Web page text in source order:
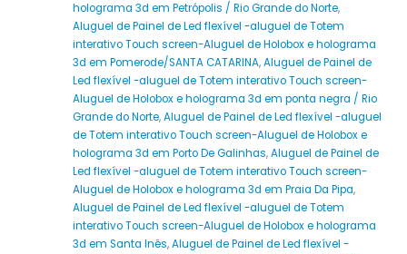
holograma 3d em Petrópolis / Rio Grande do Norte,
Aluguel de Painel de Led flexível -aluguel de Totem
interativo Touch screen-Aluguel de Holobox e holograma
3d em Pomerode/SANTA CATARINA,Aluguel de Painel de
Led flexível -aluguel de Totem interativo Touch screen-
Aluguel de Holobox e holograma 3d em ponta negra / Rio
Grande do Norte,Aluguel de Painel de Led flexível -aluguel
de Totem interativo Touch screen-Aluguel de Holobox e
holograma 3d em Porto De Galinhas,Aluguel de Painel de
Led flexível -aluguel de Totem interativo Touch screen-
Aluguel de Holobox e holograma 3d em Praia Da Pipa,
Aluguel de Painel de Led flexível -aluguel de Totem
interativo Touch screen-Aluguel de Holobox e holograma
3d em Santa Inês,Aluguel de Painel de Led flexível -